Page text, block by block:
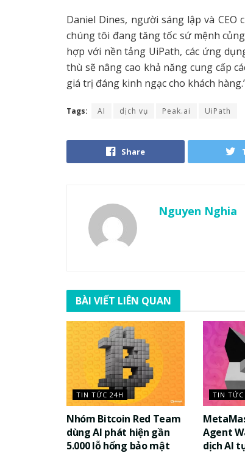
Daniel Dines, người sáng lập và CEO
chúng tôi đang tăng tốc sứ mệnh
hợp với nền tảng UiPath, các ứng
thù sẽ nâng cao khả năng cung cấp
giá trị đáng kinh ngạc cho khách
Tags: AI dịch vụ Peak.ai UiPath
Share
Nguyen Nghia
BÀI VIẾT LIÊN QUAN
TIN TỨC 24H
Nhóm Bitcoin Red Team
dùng AI phát hiện gần
5.000 lỗ hổng bảo mật
TIN TỨC
Agent
dịch AI